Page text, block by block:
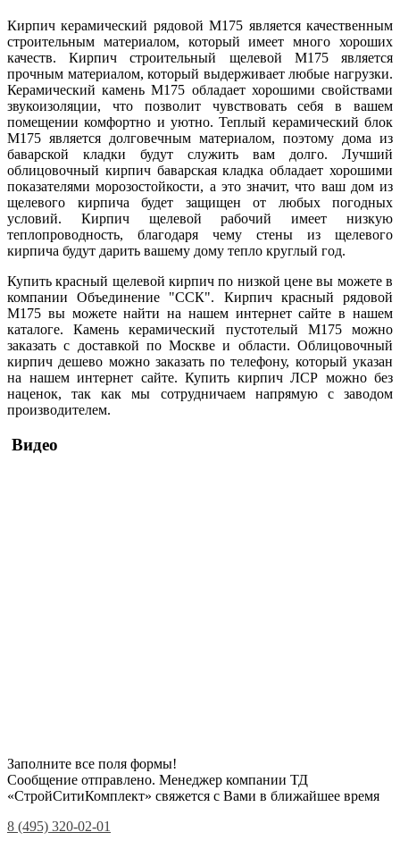
Кирпич керамический рядовой М175 является качественным
строительным материалом, который имеет много хороших
качеств. Кирпич строительный щелевой М175 является
прочным материалом, который выдерживает любые нагрузки.
Керамический камень М175 обладает хорошими свойствами
звукоизоляции, что позволит чувствовать себя в вашем
помещении комфортно и уютно. Теплый керамический блок
М175 является долговечным материалом, поэтому дома из
баварской кладки будут служить вам долго. Лучший
облицовочный кирпич баварская кладка обладает хорошими
показателями морозостойкости, а это значит, что ваш дом из
щелевого кирпича будет защищен от любых погодных
условий. Кирпич щелевой рабочий имеет низкую
теплопроводность, благодаря чему стены из щелевого
кирпича будут дарить вашему дому тепло круглый год.
Купить красный щелевой кирпич по низкой цене вы можете в
компании Объединение "ССК". Кирпич красный рядовой
М175 вы можете найти на нашем интернет сайте в нашем
каталоге. Камень керамический пустотелый М175 можно
заказать с доставкой по Москве и области. Облицовочный
кирпич дешево можно заказать по телефону, который указан
на нашем интернет сайте. Купить кирпич ЛСР можно без
наценок, так как мы сотрудничаем напрямую с заводом
производителем.
Видео
Заполните все поля формы!
Сообщение отправлено. Менеджер компании ТД
«СтройСитиКомплект» свяжется с Вами в ближайшее время
8 (495) 320-02-01